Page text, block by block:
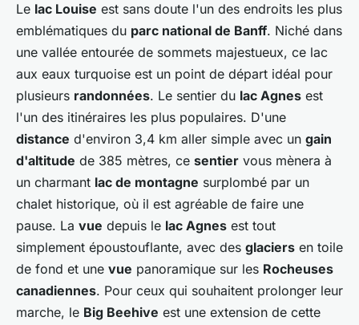
Le lac Louise est sans doute l'un des endroits les plus
emblématiques du parc national de Banff. Niché dans
une vallée entourée de sommets majestueux, ce lac
aux eaux turquoise est un point de départ idéal pour
plusieurs randonnées. Le sentier du lac Agnes est
l'un des itinéraires les plus populaires. D'une
distance d'environ 3,4 km aller simple avec un gain
d'altitude de 385 mètres, ce sentier vous mènera à
un charmant lac de montagne surplombé par un
chalet historique, où il est agréable de faire une
pause. La vue depuis le lac Agnes est tout
simplement époustouflante, avec des glaciers en toile
de fond et une vue panoramique sur les Rocheuses
canadiennes. Pour ceux qui souhaitent prolonger leur
marche, le Big Beehive est une extension de cette